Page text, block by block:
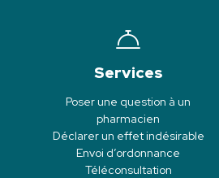
Services
Poser une question à un
pharmacien
Déclarer un effet indésirable
Envoi d’ordonnance
Téléconsultation